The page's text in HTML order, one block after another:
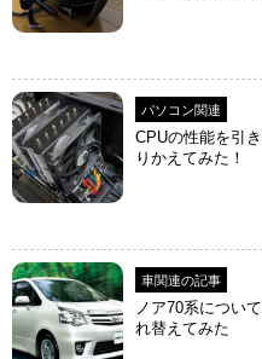
パソコン関連
CPUの性能を引
りかえてみた！
車関連の記事
ノア70系につい
れ替えてみた